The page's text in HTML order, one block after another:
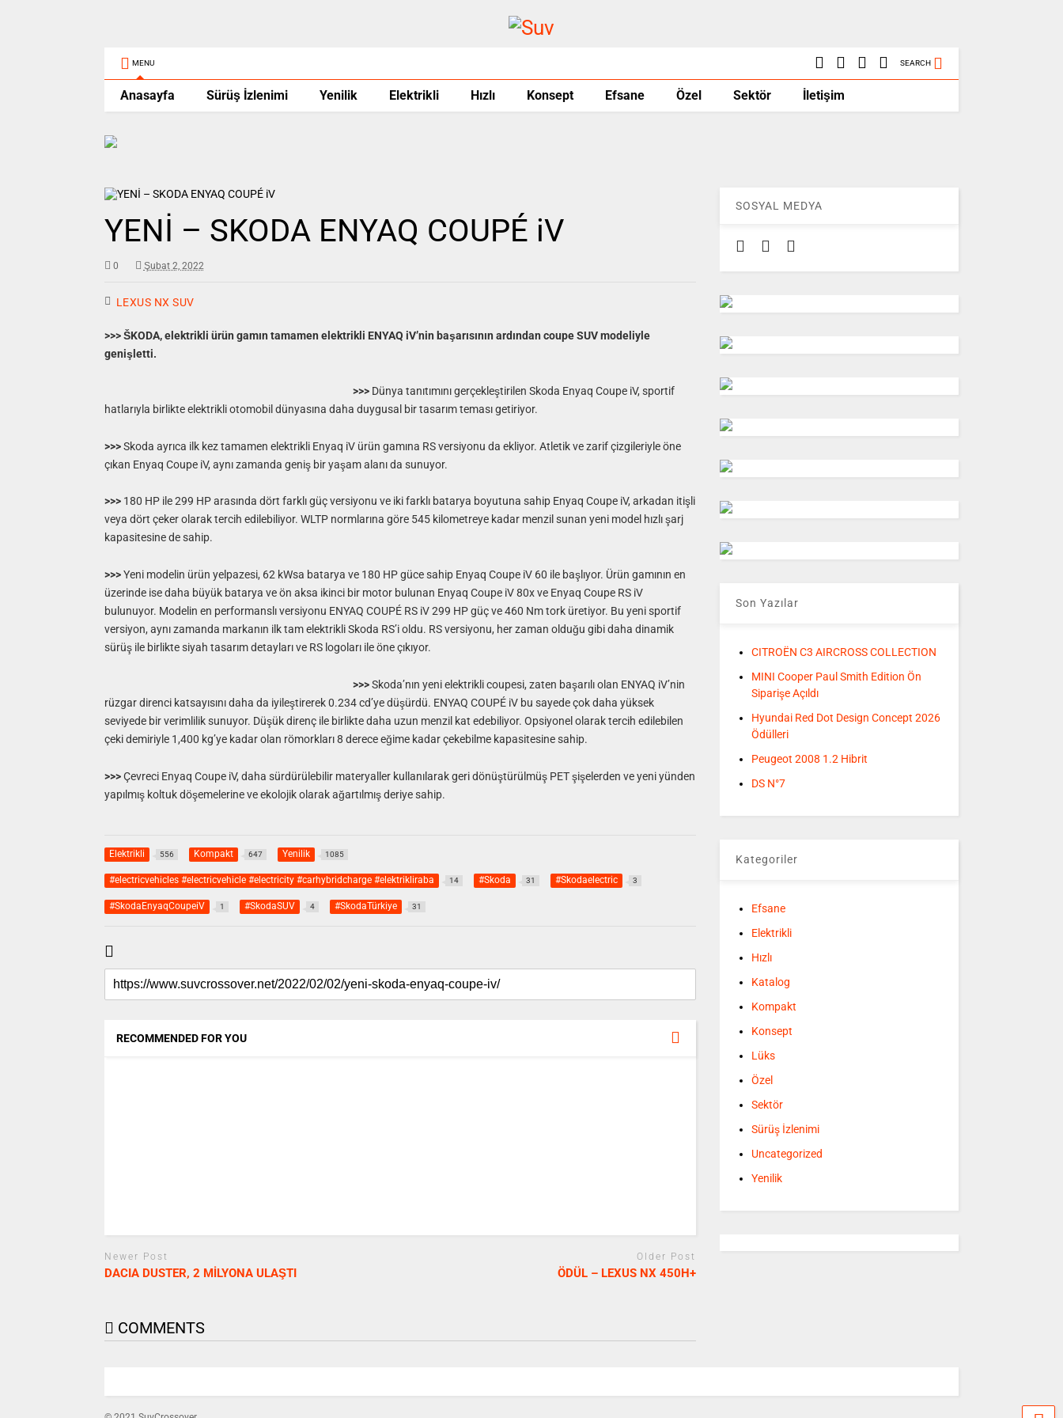
MENU SEARCH
Anasayfa Sürüş İzlenimi Yenilik Elektrikli Hızlı Konsept Efsane Özel Sektör İletişim
YENİ – SKODA ENYAQ COUPÉ iV
0 Şubat 2, 2022
LEXUS NX SUV
>>> ŠKODA, elektrikli ürün gamın tamamen elektrikli ENYAQ iV’nin başarısının ardından coupe SUV modeliyle
genişletti.
>>> Dünya tanıtımını gerçekleştirilen Skoda Enyaq Coupe iV, sportif
hatlarıyla birlikte elektrikli otomobil dünyasına daha duygusal bir tasarım teması getiriyor.
>>>Skoda ayrıca ilk kez tamamen elektrikli Enyaq iV ürün gamına RS versiyonu da ekliyor. Atletik ve zarif çizgileriyle öne
çıkan Enyaq Coupe iV, aynı zamanda geniş bir yaşam alanı da sunuyor.
>>> 180 HP ile 299 HP arasında dört farklı güç versiyonu ve iki farklı batarya boyutuna sahip Enyaq Coupe iV, arkadan itişli
veya dört çeker olarak tercih edilebiliyor. WLTP normlarına göre 545 kilometreye kadar menzil sunan yeni model hızlı şarj
kapasitesine de sahip.
>>>Yeni modelin ürün yelpazesi, 62 kWsa batarya ve 180 HP güce sahip Enyaq Coupe iV 60 ile başlıyor. Ürün gamının en
üzerinde ise daha büyük batarya ve ön aksa ikinci bir motor bulunan Enyaq Coupe iV 80x ve Enyaq Coupe RS iV
bulunuyor. Modelin en performanslı versiyonu ENYAQ COUPÉ RS iV 299 HP güç ve 460 Nm tork üretiyor. Bu yeni sportif
versiyon, aynı zamanda markanın ilk tam elektrikli Skoda RS’i oldu. RS versiyonu, her zaman olduğu gibi daha dinamik
sürüş ile birlikte siyah tasarım detayları ve RS logoları ile öne çıkıyor.
>>>Skoda’nın yeni elektrikli coupesi, zaten başarılı olan ENYAQ iV’nin
rüzgar direnci katsayısını daha da iyileştirerek 0.234 cd’ye düşürdü. ENYAQ COUPÉ iV bu sayede çok daha yüksek
seviyede bir verimlilik sunuyor. Düşük direnç ile birlikte daha uzun menzil kat edebiliyor. Opsiyonel olarak tercih edilebilen
çeki demiriyle 1,400 kg’ye kadar olan römorkları 8 derece eğime kadar çekebilme kapasitesine sahip.
>>>Çevreci Enyaq Coupe iV, daha sürdürülebilir materyaller kullanılarak geri dönüştürülmüş PET şişelerden ve yeni yünden
yapılmış koltuk döşemelerine ve ekolojik olarak ağartılmış deriye sahip.
Elektrikli 556 Kompakt 647 Yenilik 1085
#electricvehicles #electricvehicle #electricity #carhybridcharge #elektrikliraba 14 #Skoda 31 #Skodaelectric 3
#SkodaEnyaqCoupeiV 1 #SkodaSUV 4 #SkodaTürkiye 31
RECOMMENDED FOR YOU
Newer Post
DACIA DUSTER, 2 MİLYONA ULAŞTI
Older Post
ÖDÜL – LEXUS NX 450H+
COMMENTS
SOSYAL MEDYA
Son Yazılar
CITROËN C3 AIRCROSS COLLECTION
MINI Cooper Paul Smith Edition Ön
Siparişe Açıldı
Hyundai Red Dot Design Concept 2026
Ödülleri
Peugeot 2008 1.2 Hibrit
DS N°7
Kategoriler
Efsane
Elektrikli
Hızlı
Katalog
Kompakt
Konsept
Lüks
Özel
Sektör
Sürüş İzlenimi
Uncategorized
Yenilik